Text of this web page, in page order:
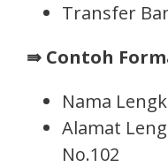
Transfer
⇛ Contoh
Nama
Alamat
No.102